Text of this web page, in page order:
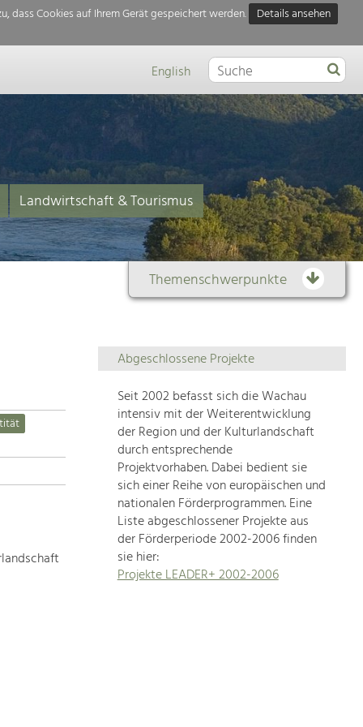
dass Cookies auf Ihrem Gerät gespeichert werden.
Details ansehen
English
Landwirtschaft & Tourismus
Themenschwerpunkte
Themenübersicht
Die
Regionalentwicklung
in
unserer
Region
ist
sehr
vielfältig.
Deshalb
geben
wir
hier
Abgeschlossene Projekte
Seit 2002 befasst sich die Wachau
intensiv mit der Weiterentwicklung
der Region und der Kulturlandschaft
durch entsprechende
Projektvorhaben. Dabei bedient sie
sich einer Reihe von europäischen und
nationalen Förderprogrammen. Eine
Liste abgeschlossener Projekte aus
der Förderperiode 2002-2006 finden
sie hier:
Projekte LEADER+ 2002-2006